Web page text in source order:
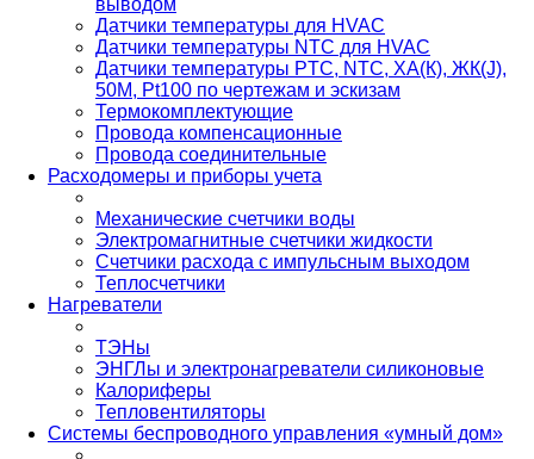
Датчики температуры для HVAC
Датчики температуры NTC для HVAC
Датчики температуры PTС, NTC, ХА(К), ЖК(J),
50М, Pt100 по чертежам и эскизам
Термокомплектующие
Провода компенсационные
Провода соединительные
Расходомеры и приборы учета
Механические счетчики воды
Электромагнитные счетчики жидкости
Счетчики расхода с импульсным выходом
Теплосчетчики
Нагреватели
ТЭНы
ЭНГЛы и электронагреватели силиконовые
Калориферы
Тепловентиляторы
Системы беспроводного управления «умный дом»